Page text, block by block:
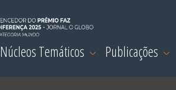
Núcleos Temáticos Publicações